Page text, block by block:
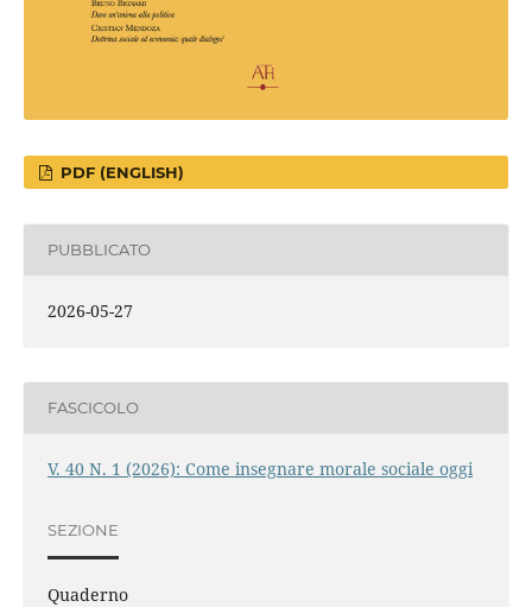
PDF (ENGLISH)
PUBBLICATO
2026-05-27
FASCICOLO
V. 40 N. 1 (2026): Come insegnare morale sociale oggi
SEZIONE
Quaderno